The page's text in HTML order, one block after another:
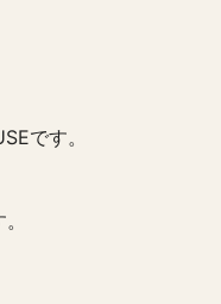
です。